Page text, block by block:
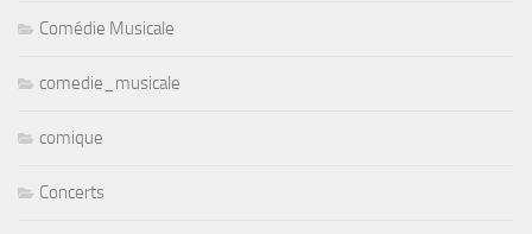
Comédie Musicale
comedie_musicale
comique
Concerts